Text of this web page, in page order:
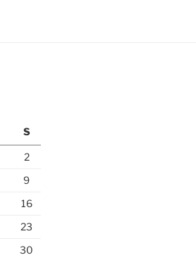
S
2
9
16
23
30